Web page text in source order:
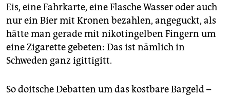
Eis, eine Fahrkarte, eine Flasche Wasser oder auch
nur ein Bier mit Kronen bezahlen, angeguckt, als
hätte man gerade mit nikotingelben Fingern um
eine Zigarette gebeten: Das ist nämlich in
Schweden ganz igittigitt.
So doitsche Debatten um das kostbare Bargeld –